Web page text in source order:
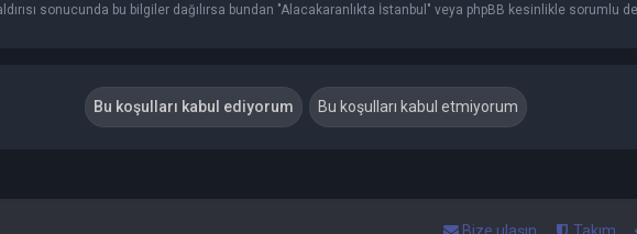
sonucunda bu bilgiler dağılırsa bundan "Alacakaranlıkta İstanbul" veya phpBB kesinlikle sorumlu